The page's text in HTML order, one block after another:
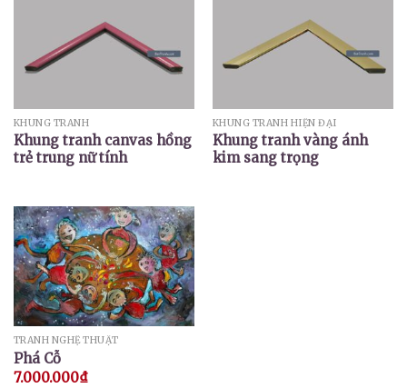
KHUNG TRANH
Khung tranh canvas hồng
trẻ trung nữ tính
KHUNG TRANH HIỆN ĐẠI
Khung tranh vàng ánh
kim sang trọng
TRANH NGHỆ THUẬT
Phá Cỗ
7.000.000₫